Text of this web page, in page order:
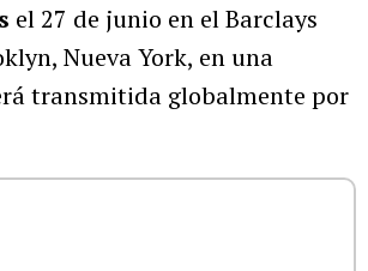
el 27 de junio en el Barclays
Nueva York, en una
transmitida globalmente por